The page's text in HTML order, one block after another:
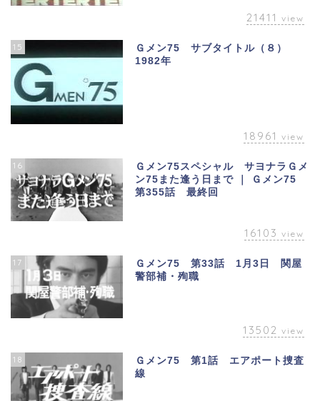
21411 view
15
Ｇメン75 サブタイトル（８）
1982年
18961 view
16
Ｇメン75スペシャル サヨナラＧメ
ン75また逢う日まで ｜ Ｇメン75
第355話 最終回
16103 view
17
Ｇメン75 第33話 1月3日 関屋
警部補・殉職
13502 view
18
Ｇメン75 第1話 エアポート捜査
線